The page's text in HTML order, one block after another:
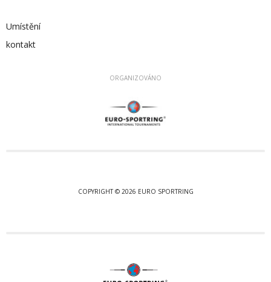
Umístění
kontakt
ORGANIZOVÁNO
COPYRIGHT © 2026 EURO SPORTRING